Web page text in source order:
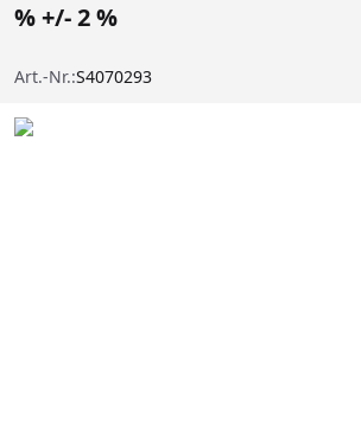
% +/- 2 %
Art.-Nr.:S4070293